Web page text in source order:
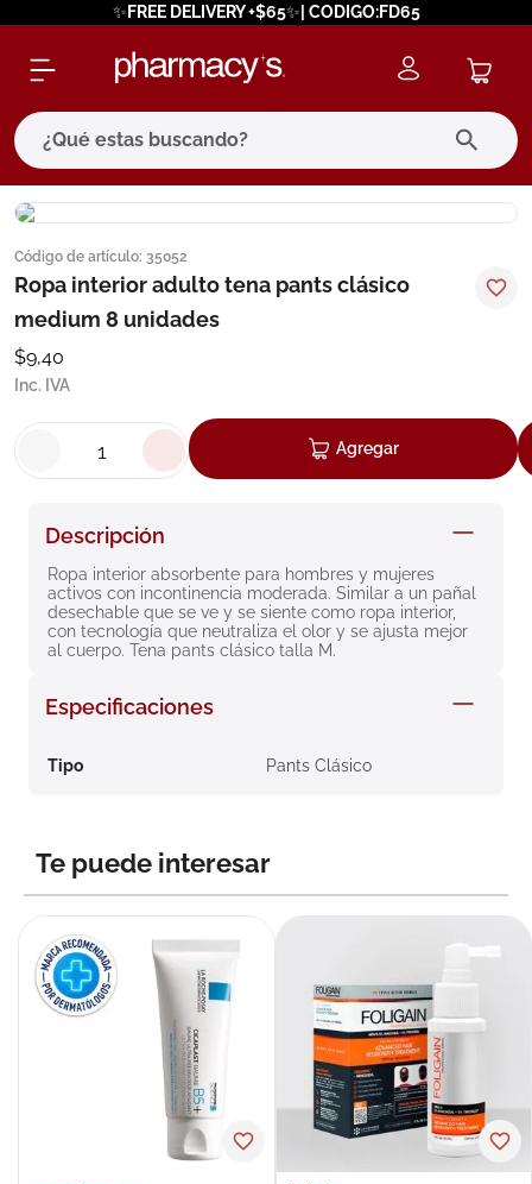
✨FREE DELIVERY +$65✨| CODIGO:FD65
¿Qué estas buscando?
Código de artículo: 35052
Ropa interior adulto tena pants clásico
medium 8 unidades
$9,40
Inc. IVA
Agregar
Descripción
Ropa interior absorbente para hombres y mujeres
activos con incontinencia moderada. Similar a un pañal
desechable que se ve y se siente como ropa interior,
con tecnología que neutraliza el olor y se ajusta mejor
al cuerpo. Tena pants clásico talla M.
Especificaciones
Tipo Pants Clásico
Te puede interesar
términos más buscados
1. eucerin
4.
5. cerave
roche posay
9. pañales
10. nivea